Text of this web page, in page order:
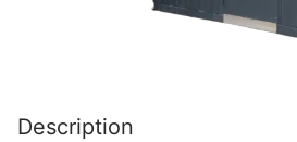
Description